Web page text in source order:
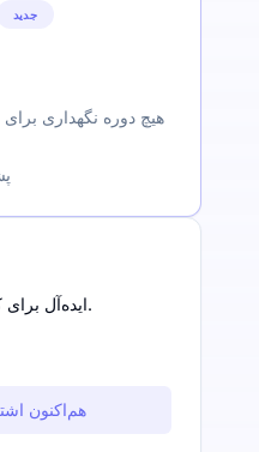
جدید
هیچ دوره نگهداری
ایده‌آل برای کاربران و تیم‌های با حجم بالا.
هم‌اکنون